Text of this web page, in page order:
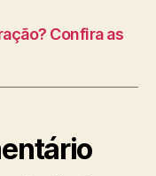
Confira as